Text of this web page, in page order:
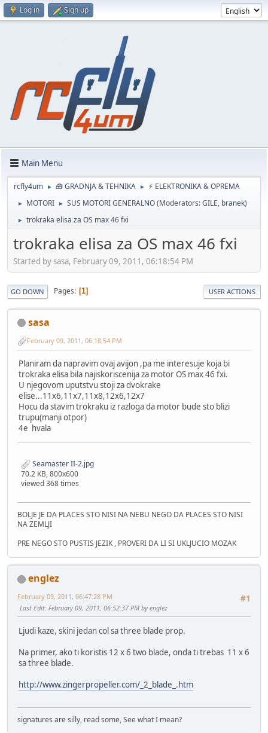
Log in Sign up
Main Menu
rcfly4um ► 🧰 GRADNJA & TEHNIKA ► ⚡ ELEKTRONIKA & OPREMA
► MOTORI ► SUS MOTORI GENERALNO(Moderators:GILE, branek)
► trokraka elisa za OS max 46 fxi
trokraka elisa za OS max 46 fxi
Started by sasa, February 09, 2011, 06:18:54 PM
GO DOWN Pages 1 USER ACTIONS
sasa
February 09, 2011, 06:18:54 PM
Planiram da napravim ovaj avijon ,pa me interesuje koja bi
trokraka elisa bila najiskoriscenija za motor OS max 46 fxi.
U njegovom uputstvu stoji za dvokrake
elise...11x6,11x7,11x8,12x6,12x7
Hocu da stavim trokraku iz razloga da motor bude sto blizi
trupu(manji otpor)
4e hvala
Seamaster II-2.jpg
70.2 KB, 800x600
viewed 368 times
BOLJE JE DA PLACES STO NISI NA NEBU NEGO DA PLACES STO NISI
NA ZEMLJI
PRE NEGO STO PUSTIS JEZIK , PROVERI DA LI SI UKLJUCIO MOZAK
englez
#1
February 09, 2011, 06:47:28 PM
Last Edit: February 09, 2011, 06:52:37 PM by englez
Ljudi kaze, skini jedan col sa three blade prop.
Na primer, ako ti koristis 12 x 6 two blade, onda ti trebas 11 x 6
sa three blade.
http://www.zingerpropeller.com/_2_blade_.htm
signatures are silly, read some, See what I mean?